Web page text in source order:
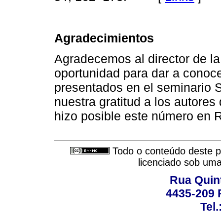
Agradecimientos
Agradecemos al director de
oportunidad para dar a
presentados en el seminario
nuestra gratitud a los
hizo posible este número en
Todo o conteúdo deste
licenciado sob
Rua
4435-209